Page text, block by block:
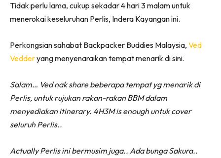
Tidak perlu lama, cukup sekadar 4 hari 3 malam untuk
menerokai keseluruhan Perlis, Indera Kayangan ini.
Perkongsian sahabat Backpacker Buddies Malaysia, Ved
Vedderyang menyenaraikan tempat menarik di sini.
Salam… Ved nak share beberapa tempat yg menarik di
Perlis, untuk rujukan rakan-rakan BBM dalam
menyediakan itinerary. 4H3M is enough untuk cover
seluruh Perlis..
Actually Perlis ini bermusim juga.. Ada bunga Sakura..